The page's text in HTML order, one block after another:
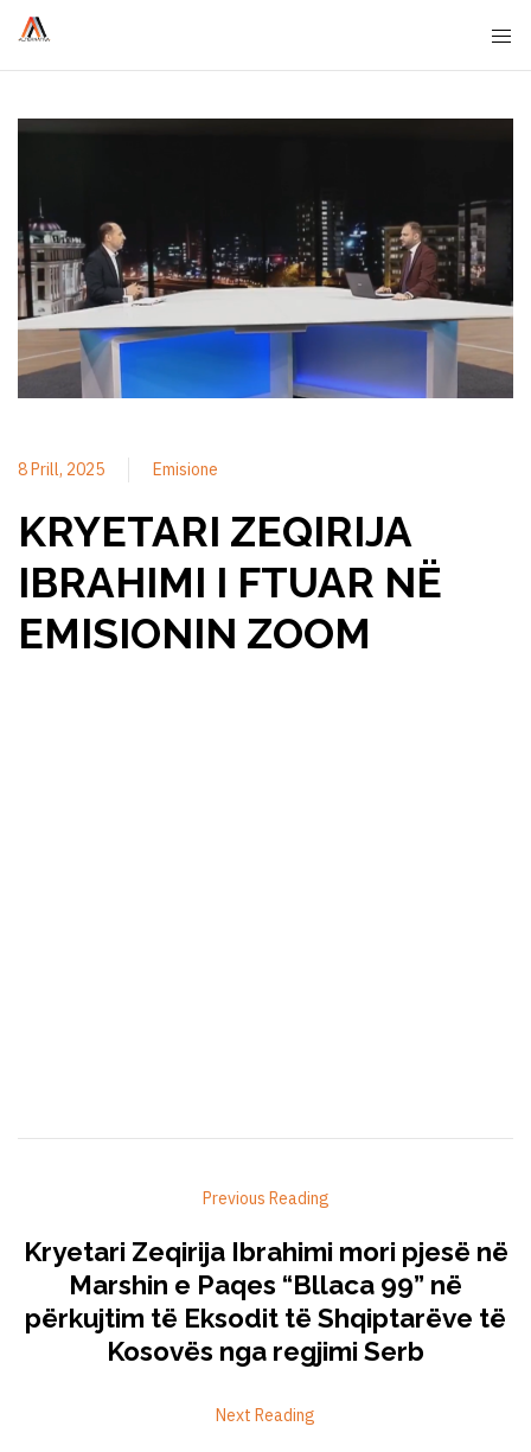
8 Prill, 2025 Emisione
KRYETARI ZEQIRIJA
IBRAHIMI I FTUAR NË
EMISIONIN ZOOM
Previous Reading
Kryetari Zeqirija Ibrahimi mori pjesë në
Marshin e Paqes “Bllaca 99” në
përkujtim të Eksodit të Shqiptarëve të
Kosovës nga regjimi Serb
Next Reading